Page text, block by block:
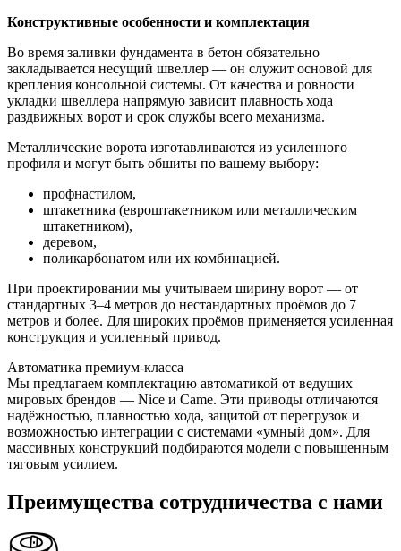
Конструктивные особенности и комплектация
Во время заливки фундамента в бетон обязательно
закладывается несущий швеллер — он служит основой для
крепления консольной системы. От качества и ровности
укладки швеллера напрямую зависит плавность хода
раздвижных ворот и срок службы всего механизма.
Металлические ворота изготавливаются из усиленного
профиля и могут быть обшиты по вашему выбору:
профнастилом,
штакетника (евроштакетником или металлическим
штакетником),
деревом,
поликарбонатом или их комбинацией.
При проектировании мы учитываем ширину ворот — от
стандартных 3–4 метров до нестандартных проёмов до 7
метров и более. Для широких проёмов применяется усиленная
конструкция и усиленный привод.
Автоматика премиум-класса
Мы предлагаем комплектацию автоматикой от ведущих
мировых брендов — Nice и Came. Эти приводы отличаются
надёжностью, плавностью хода, защитой от перегрузок и
возможностью интеграции с системами «умный дом». Для
массивных конструкций подбираются модели с повышенным
тяговым усилием.
Преимущества сотрудничества с нами